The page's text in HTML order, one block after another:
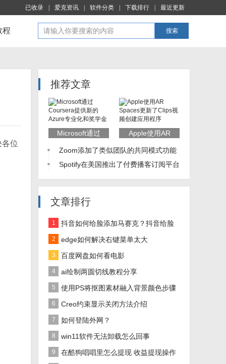
已收录 爱克资讯 软件分类 下载排行 最近更新
程 搜索
各位
推荐文章
Microsoft通过
的Azure专业化
和奖学金
Apple使用AR
Clips视频创建应
用程序
Zoom添加了类似团队的共同模式功能
称为沉浸式视图
Spotify在美国推出了付费播客订阅平台
文章排行
1
抖音如何给脸添加马赛克？抖音给脸
添加马赛克方法介绍
2 edge如何解决右键菜单太大
3 百度网盘如何看电影
4 ai绘制两圆切线教程分享
5
使用PS将抠图素材融入背景颜色步骤
分享
6 Creo约束显示关闭方法介绍
7 如何登陆外网？
8 win11软件无法卸载怎么回事
9
在酷狗唱唱里怎么提现 收益提现操作